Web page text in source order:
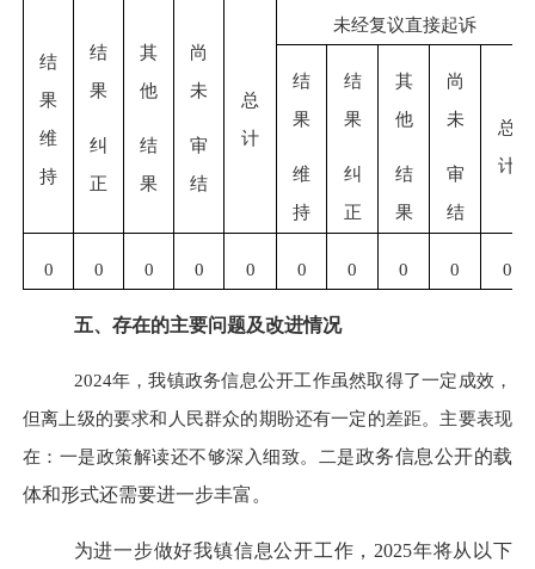
结
果
维
持
结
果
纠
正
其
他
结
果
尚
未
审
结
总
计
未经复议直接起诉
结
果
维
持
结
果
纠
正
其
他
结
果
尚
未
审
结
总
计
0 0 0 0 0 0 0 0 0 0
五、存在的主要问题及改进情况
2024年，我镇政务信息公开工作虽然取得了一定成效，
但离上级的要求和人民群众的期盼还有一定的差距。主要表现
在：一是政策解读还不够深入细致。二是政务信息公开的载
体和形式还需要进一步丰富 。
为进一步做好我镇信息公开工作，2025年将从以下